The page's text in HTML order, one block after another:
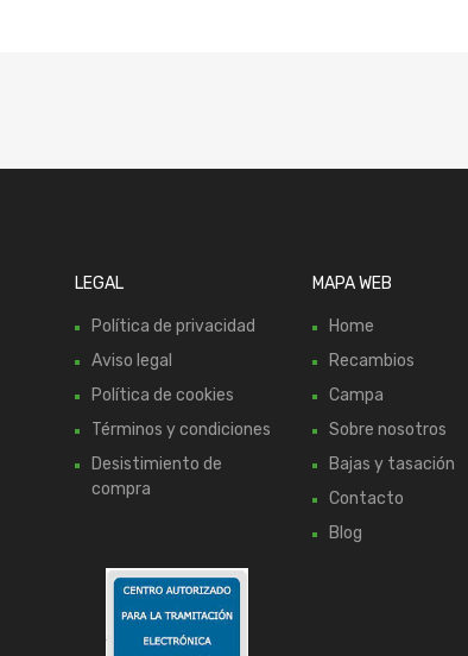
LEGAL
Política de privacidad
Aviso legal
Política de cookies
Términos y condiciones
Desistimiento de
compra
MAPA WEB
Home
Recambios
Campa
Sobre nosotros
Bajas y tasación
Contacto
Blog